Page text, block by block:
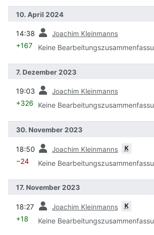
10. April 2024
14:38 Joachim Kleinmanns
+167 Keine
7. Dezember 2023
19:03 Joachim Kleinmanns
+326 Keine
30. November 2023
18:50 Joachim Kleinmanns K
−24 Keine
17. November 2023
18:27 Joachim Kleinmanns K
+18 Keine